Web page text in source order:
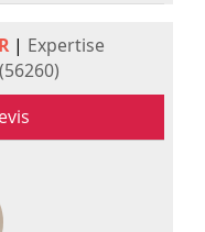
| Expertise